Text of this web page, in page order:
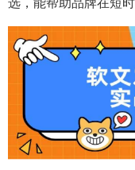
选，能帮助品牌在短